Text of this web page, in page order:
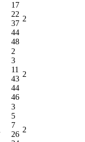
17
22
37
44
48
2
2
3
11
43
44
46
2
3
5
7
26
2